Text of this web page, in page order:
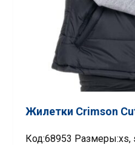
Жилетки Crimson
Код:68953 Размеры:xs,